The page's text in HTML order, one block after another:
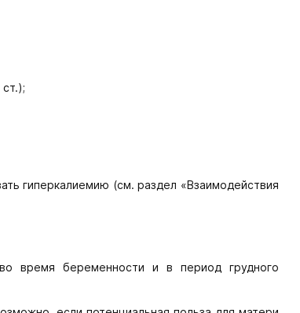
гиперкалиемию (см. раздел «Взаимодействия
время беременности и в период грудного